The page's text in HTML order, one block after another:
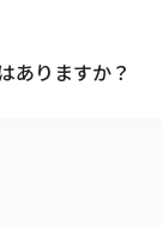
を導入いただけ
ありますか？